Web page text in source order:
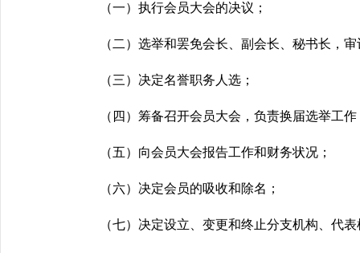
（一）执行会员大会的决议；
（二）选举和罢免会长、副会长、秘书长， 审
（三）决定名誉职务人选；
（四）筹备召开会员大会，负责换届选举工
（五）向会员大会报告工作和财务状况；
（六）决定会员的吸收和除名；
（七）决定设立、变更和终止分支机构、代